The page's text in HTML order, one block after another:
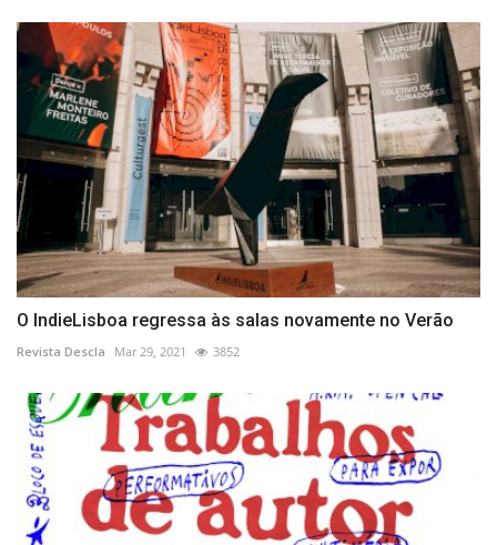
O IndieLisboa regressa às salas novamente no Verão
Revista Descla Mar 29, 2021 3852